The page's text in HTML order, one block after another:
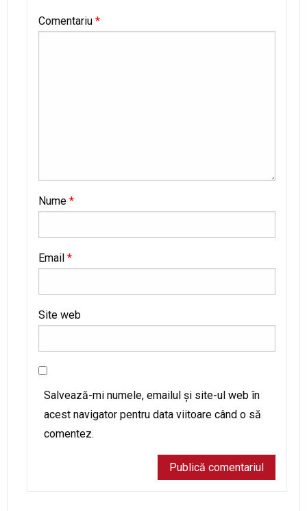
Comentariu *
Nume *
Email *
Site web
Salvează-mi numele, emailul și site-ul web în
acest navigator pentru data viitoare când o să
comentez.